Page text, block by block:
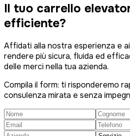
Il tuo carrello
efficiente?
Affidati alla nostra esperienza e
rendere più sicura, fluida ed
delle merci nella tua azienda.
Compila il form: ti risponderemo
consulenza mirata e senza